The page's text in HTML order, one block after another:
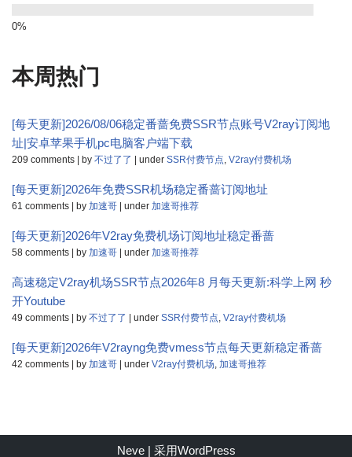
本周热门
[每天更新]2026/08/06稳定番蔷免费SSR节点账号V2ray订阅地
址|安卓苹果手机pc电脑客户端下载
209 comments by 不过了了 under SSR付费节点, V2ray付费机场
[每天更新]2026年免费SSR机场稳定番蔷订阅地址
61 comments by 加速哥 under 加速哥推荐
[每天更新]2026年V2ray免费机场订阅地址稳定番蔷
58 comments by 加速哥 under 加速哥推荐
高速稳定V2ray机场SSR节点2026年8 月每天更新:科学上网 秒
开Youtube
49 comments by 不过了了 under SSR付费节点, V2ray付费机场
[每天更新]2026年V2rayng免费vmess节点每天更新稳定番蔷
42 comments by 加速哥 under V2ray付费机场, 加速哥推荐
Neve| 采用WordPress